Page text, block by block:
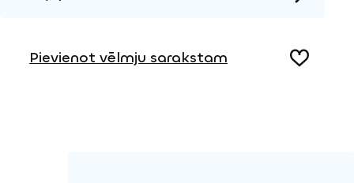
Pievienot vēlmju sarakstam